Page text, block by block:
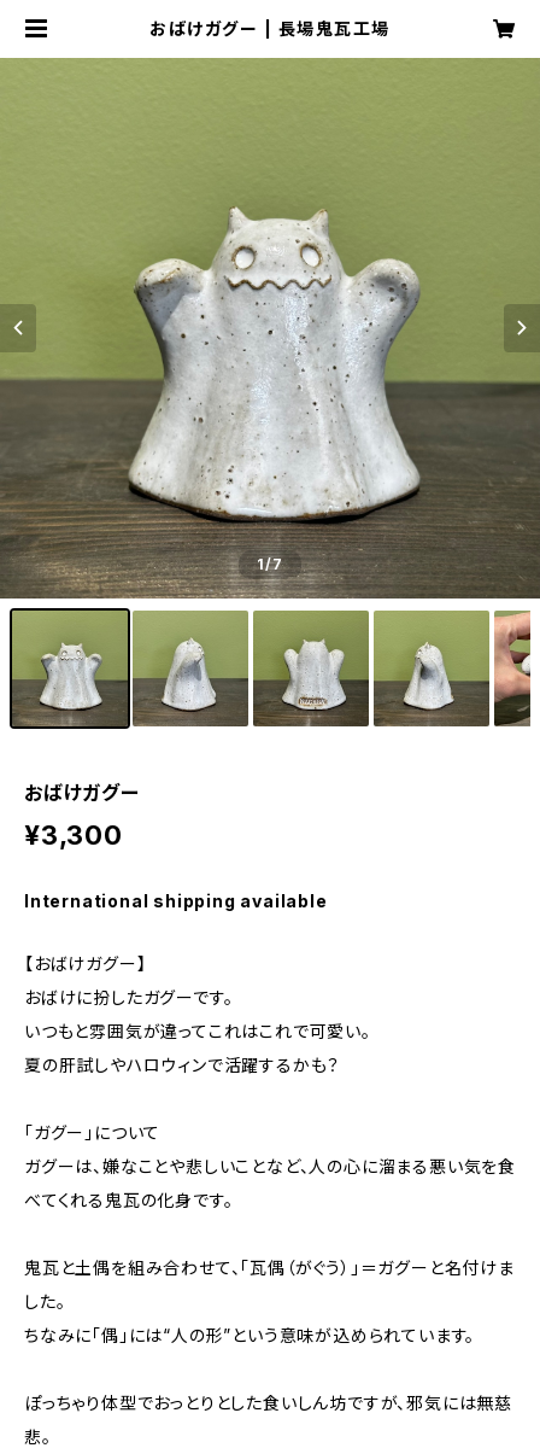
おばけガグー | 長場鬼瓦工場
1/7
おばけガグー
¥3,300
International shipping available
【おばけガグー】
おばけに扮したガグーです。
いつもと雰囲気が違ってこれはこれで可愛い。
夏の肝試しやハロウィンで活躍するかも？
「ガグー」について
ガグーは、嫌なことや悲しいことなど、人の心に溜まる悪い気を食
べてくれる鬼瓦の化身です。
鬼瓦と土偶を組み合わせて、「瓦偶（がぐう）」＝ガグーと名付けま
した。
ちなみに「偶」には“人の形”という意味が込められています。
ぽっちゃり体型でおっとりとした食いしん坊ですが、邪気には無慈
悲。